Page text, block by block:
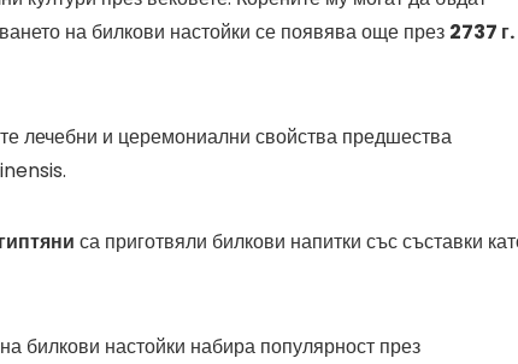
на билкови настойки се появява още през 2737 г.
лечебни и церемониални свойства предшества
са приготвяли билкови напитки със съставки
билкови настойки набира популярност през